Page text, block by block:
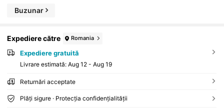
Buzunar
Expediere către Romania
Expediere gratuită
Livrare estimată: Aug 12 - Aug 19
Returnări acceptate
Plăți sigure · Protecția confidențialității